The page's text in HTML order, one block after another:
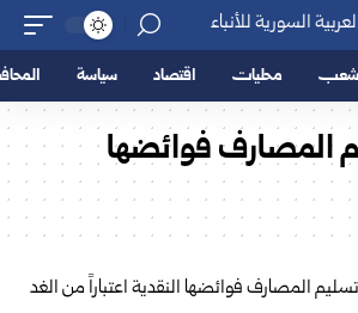
محليات اقتصاد سياسة
المصارف فوائضها